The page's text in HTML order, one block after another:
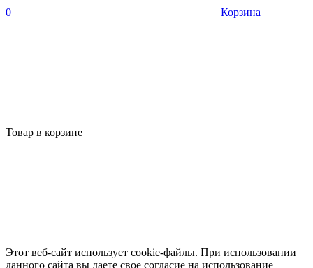
0 Корзина
Товар в корзине
Этот веб-сайт использует cookie-файлы. При использовании
данного сайта вы даете свое согласие на использование